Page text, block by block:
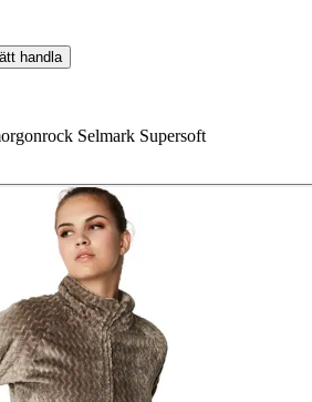
handla
Selmark Supersoft